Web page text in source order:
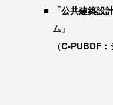
「公共建築設
ム」
（C-PUBDF